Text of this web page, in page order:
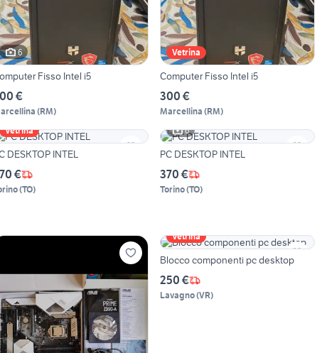
6
Fisso Intel i5
€
(RM)
Vetrina
Computer Fisso Intel i5
300 €
Marcellina (RM)
Vetrina
DESKTOP INTEL
€
(TO)
6
PC DESKTOP INTEL
370 €
Torino(TO)
Vetrina
Blocco componenti pc desktop
250 €
Lavagno(VR)